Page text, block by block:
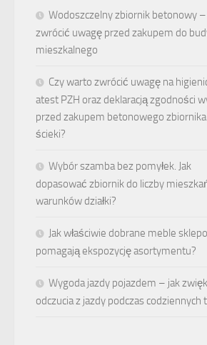
Wodoszczelny zbiornik betonowy –
zwrócić uwagę przed zakupem do
mieszkalnego
Czy warto zwrócić uwagę na
atest PZH oraz deklaracją zgodności
przed zakupem betonowego
ścieki?
Wybór szamba bez pomyłek. Jak
dopasować zbiornik do liczby
warunków działki?
Jak właściwie dobrane meble
pomagają ekspozycję asortymentu?
Wygoda jazdy pojazdem – jak
odczucia z jazdy podczas codziennych